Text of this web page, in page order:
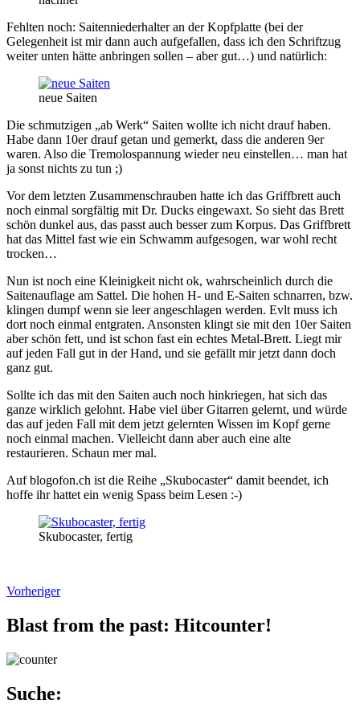
Fehlten noch: Saitenniederhalter an der Kopfplatte (bei der
Gelegenheit ist mir dann auch aufgefallen, dass ich den Schriftzug
weiter unten hätte anbringen sollen – aber gut…) und natürlich:
neue Saiten
Die schmutzigen „ab Werk“ Saiten wollte ich nicht drauf haben.
Habe dann 10er drauf getan und gemerkt, dass die anderen 9er
waren. Also die Tremolospannung wieder neu einstellen… man hat
ja sonst nichts zu tun ;)
Vor dem letzten Zusammenschrauben hatte ich das Griffbrett auch
noch einmal sorgfältig mit Dr. Ducks eingewaxt. So sieht das Brett
schön dunkel aus, das passt auch besser zum Korpus. Das Griffbrett
hat das Mittel fast wie ein Schwamm aufgesogen, war wohl recht
trocken…
Nun ist noch eine Kleinigkeit nicht ok, wahrscheinlich durch die
Saitenauflage am Sattel. Die hohen H- und E-Saiten schnarren, bzw.
klingen dumpf wenn sie leer angeschlagen werden. Evlt muss ich
dort noch einmal entgraten. Ansonsten klingt sie mit den 10er Saiten
aber schön fett, und ist schon fast ein echtes Metal-Brett. Liegt mir
auf jeden Fall gut in der Hand, und sie gefällt mir jetzt dann doch
ganz gut.
Sollte ich das mit den Saiten auch noch hinkriegen, hat sich das
ganze wirklich gelohnt. Habe viel über Gitarren gelernt, und würde
das auf jeden Fall mit dem jetzt gelernten Wissen im Kopf gerne
noch einmal machen. Vielleicht dann aber auch eine alte
restaurieren. Schaun mer mal.
Auf blogofon.ch ist die Reihe „Skubocaster“ damit beendet, ich
hoffe ihr hattet ein wenig Spass beim Lesen :-)
Skubocaster, fertig
Beiträge-
Vorheriger
Blast from the past: Hitcounter!
Suche: